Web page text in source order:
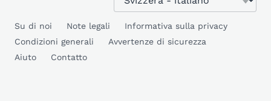
Su di noi Note legali
Informativa sulla privacy
Condizioni generali
Avvertenze di sicurezza
Aiuto
Contatto